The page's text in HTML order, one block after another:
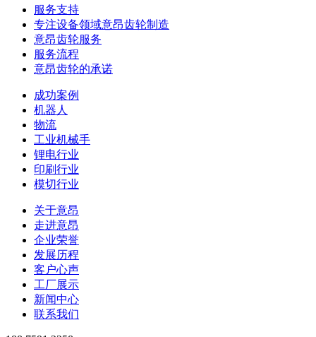
服务支持
专注设备领域意昂齿轮制造
意昂齿轮服务
服务流程
意昂齿轮的承诺
成功案例
机器人
物流
工业机械手
锂电行业
印刷行业
模切行业
关于意昂
走进意昂
企业荣誉
发展历程
客户心声
工厂展示
新闻中心
联系我们